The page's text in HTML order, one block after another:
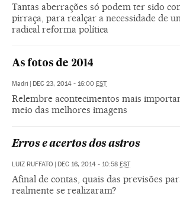
Tantas aberrações só podem ter sido
pirraça, para realçar a necessidade de
radical reforma política
As fotos de 2014
Madri | DEC 23, 2014 - 16:00 EST
Relembre acontecimentos mais
meio das melhores imagens
Erros e acertos dos astros
LUIZ RUFFATO | DEC 16, 2014 - 10:58 EST
Afinal de contas, quais das previsões
realmente se realizaram?